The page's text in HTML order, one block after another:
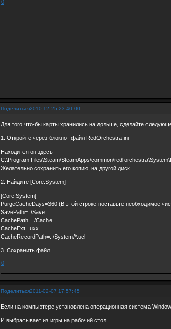
0
Поделиться2010-12-25 23:40:00
Для того что-бы карты хранились на дольше, сделайте
1. Откройте через блокнот файл RedOrchestra.ini
Находится он здесь
C:\Program Files\Steam\SteamApps\common\red
Желательно сохранить его копию, на другой диск.
2. Найдите [Core.System]
[Core.System]
PurgeCacheDays=360 (В этой строке поставьте необходимое
SavePath=..\Save
CachePath=../Cache
CacheExt=.uxx
CacheRecordPath=../System/*.ucl
3. Сохранить файл.
0
Поделиться2011-02-07 17:57:45
Если на компьютере установлена операционная система
И выбрасывает из игры на рабочий стол.